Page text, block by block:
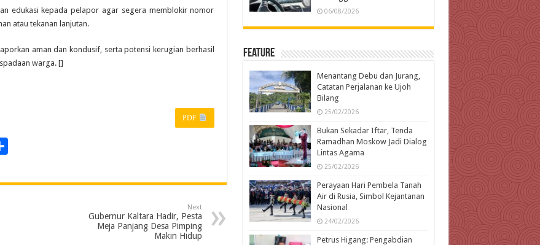
edukasi kepada pelapor agar segera memblokir nomor
atau tekanan lanjutan.
aman dan kondusif, serta potensi kerugian berhasil
warga. []
PDF
a
Next
Gubernur Kaltara Hadir, Pesta
Meja Panjang Desa Pimping
Makin Hidup
06/08/2026
Feature
Menantang Debu dan Jurang,
Catatan Perjalanan ke Ujoh
Bilang
25/02/2026
Bukan Sekadar Iftar, Tenda
Ramadhan Moskow Jadi Dialog
Lintas Agama
25/02/2026
Perayaan Hari Pembela Tanah
Air di Rusia, Simbol Kejantanan
Nasional
24/02/2026
Petrus Higang: Pengabdian